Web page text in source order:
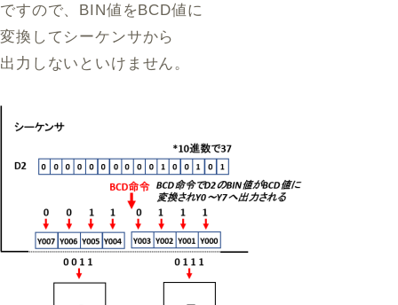
ですので、BIN値をBCD値に
変換してシーケンサから
出力しないといけません。